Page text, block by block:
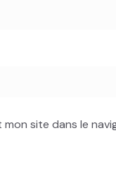
site dans le